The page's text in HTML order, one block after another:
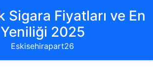
Sigara Fiyatları ve En
Yeniliği 2025
Eskisehirapart26